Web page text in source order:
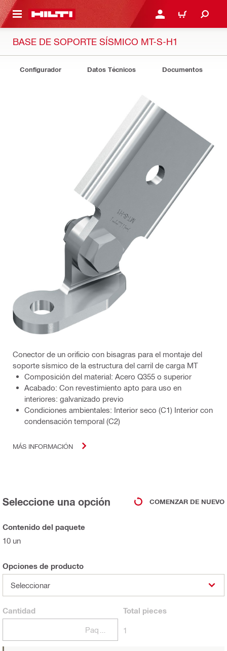
PRINCIPAL INICIE SESIÓN O
CARRITO
BASE DE SOPORTE SÍSMICO MT-S-H1
Configurador Datos Técnicos Documentos
Conector de un orificio con bisagras para el montaje del
soporte sísmico de la estructura del carril de carga MT
Composición del material: Acero Q355 o superior
Acabado: Con revestimiento apto para uso en
interiores: galvanizado previo
Condiciones ambientales: Interior seco (C1) Interior con
condensación temporal (C2)
MÁS INFORMACIÓN
Seleccione una opción COMENZAR DE NUEVO
Contenido del paquete
10 un
Opciones de producto
Seleccionar
Cantidad Total pieces
1